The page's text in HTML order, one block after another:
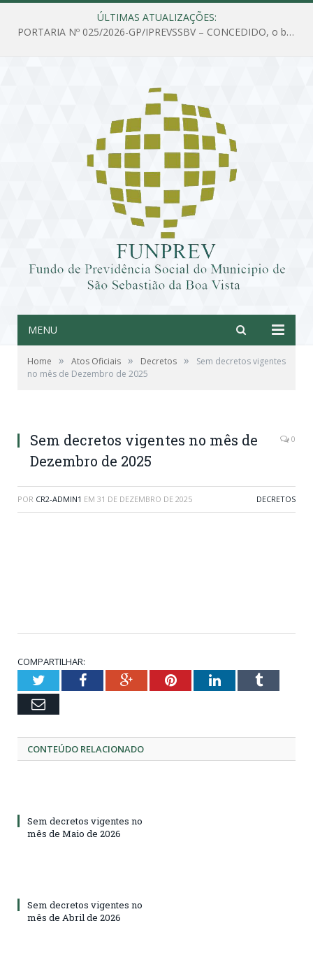
ÚLTIMAS ATUALIZAÇÕES:
PORTARIA Nº 025/2026-GP/IPREVSSBV – CONCEDIDO, o benefício de PENSÃO a MARIA ESTELA DOS SANTOS SOUZA
MENU
Home » Atos Oficiais » Decretos »
Sem decretos vigentes
no mês de Dezembro de 2025
Sem decretos vigentes no mês de
Dezembro de 2025
0
POR CR2-ADMIN1 EM 31 DE DEZEMBRO DE 2025 DECRETOS
COMPARTILHAR:
TwitterFacebookGoogle+PinterestLinkedInTumblr
Email
CONTEÚDO RELACIONADO
Sem decretos vigentes no
mês de Maio de 2026
Sem decretos vigentes no
mês de Abril de 2026